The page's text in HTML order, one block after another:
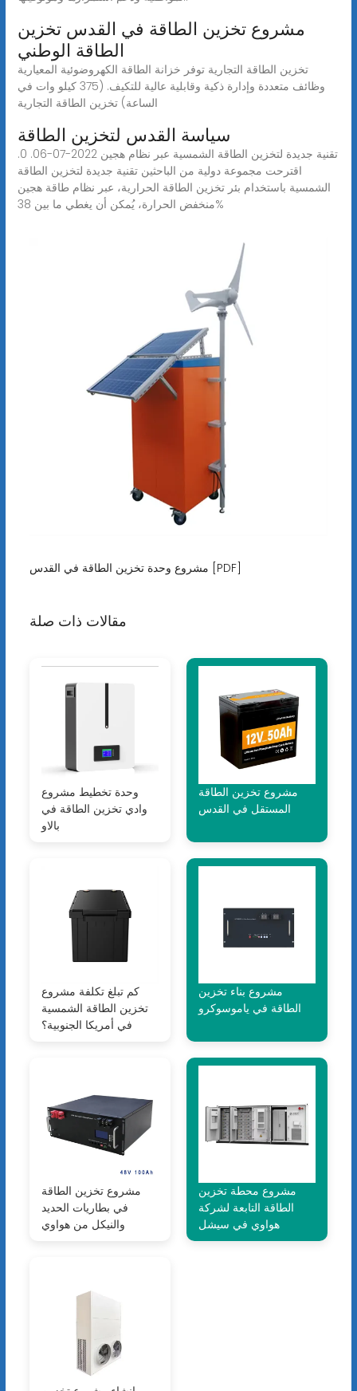
مشروع تخزين الطاقة في القدس تخزين
الطاقة الوطني
تخزين الطاقة التجارية توفر خزانة الطاقة الكهروضوئية المعيارية
وظائف متعددة وإدارة ذكية وقابلية عالية للتكيف. (375 كيلو وات في
الساعة) تخزين الطاقة التجارية
سياسة القدس لتخزين الطاقة
تقنية جديدة لتخزين الطاقة الشمسية عبر نظام هجين 2022-07-06. 0.
اقترحت مجموعة دولية من الباحثين تقنية جديدة لتخزين الطاقة
الشمسية باستخدام بئر تخزين الطاقة الحرارية، عبر نظام طاقة هجين
منخفض الحرارة، يُمكن أن يغطي ما بين 38%
مشروع وحدة تخزين الطاقة في القدس [PDF]
مقالات ذات صلة
وحدة تخطيط مشروع
وادي تخزين الطاقة في
بالاو
مشروع تخزين الطاقة
المستقل في القدس
كم تبلغ تكلفة مشروع
تخزين الطاقة الشمسية
في أمريكا الجنوبية؟
مشروع بناء تخزين
الطاقة في ياموسوكرو
مشروع تخزين الطاقة
في بطاريات الحديد
والنيكل من هواوي
مشروع محطة تخزين
الطاقة التابعة لشركة
هواوي في سيشل